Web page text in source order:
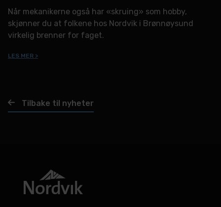
Når mekanikerne også har «skruing» som hobby,
skjønner du at folkene hos Nordvik i Brønnøysund
virkelig brenner for faget.
LES MER >
Tilbake til nyheter